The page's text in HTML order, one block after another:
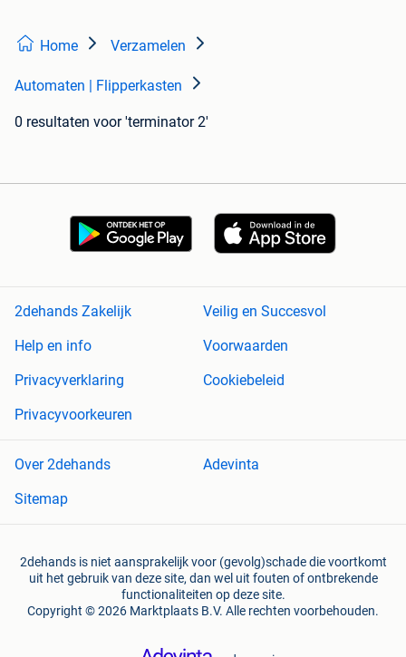
Home Verzamelen
Automaten | Flipperkasten
0 resultaten voor 'terminator 2'
2dehands Zakelijk
Veilig en Succesvol
Help en info
Voorwaarden
Privacyverklaring
Cookiebeleid
Privacyvoorkeuren
Over 2dehands
Adevinta
Sitemap
2dehands is niet aansprakelijk voor (gevolg)schade die voortkomt
uit het gebruik van deze site, dan wel uit fouten of ontbrekende
functionaliteiten op deze site.
Copyright © 2026 Marktplaats B.V. Alle rechten voorbehouden.